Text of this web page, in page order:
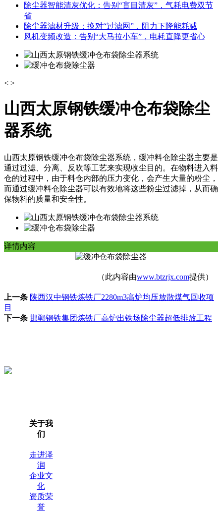
除尘器智能清灰优化：告别“盲目清灰”，气耗电费双节
省
除尘器滤材升级：换对“过滤网”，阻力下降能耗减
风机变频改造：告别“大马拉小车”，电耗直降更省心
< >
山西太原钢铁缓冲仓布袋除尘
器系统
山西太原钢铁缓冲仓布袋除尘器系统，缓冲料仓除尘器主要是
通过过滤、分离、反吹等工艺来实现收尘目的。在物料进入料
仓的过程中，由于料仓内部的压力变化，会产生大量的粉尘，
而通过缓冲料仓除尘器可以有效地将这些粉尘过滤掉，从而确
保物料的质量和安全性。
详情内容
（此内容由www.btzrjx.com提供）
上一条 陕西汉中钢铁炼铁厂2280m3高炉均压放散煤气回收项
目
下一条 邯郸钢铁集团炼铁厂高炉出铁场除尘器超低排放工程
关于我
们
走进泽
润
企业文
化
资质荣
誉